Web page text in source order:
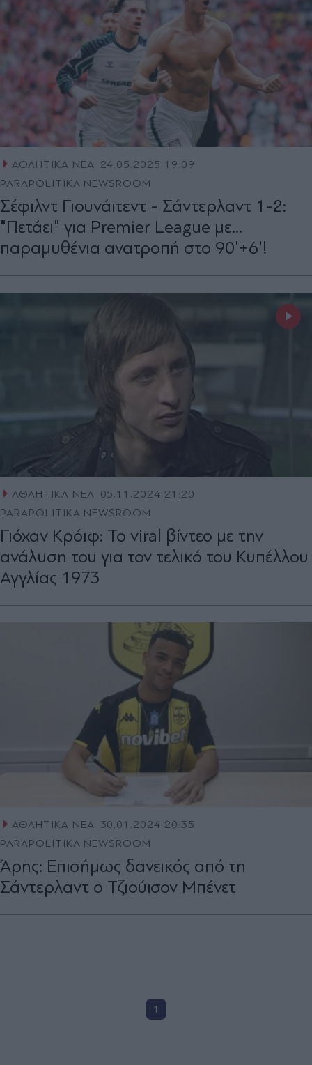
ΑΘΛΗΤΙΚΑ ΝΕΑ 24.05.2025 19:09
PARAPOLITIKA NEWSROOM
Σέφιλντ Γιουνάιτεντ - Σάντερλαντ 1-2:
"Πετάει" για Premier League με...
παραμυθένια ανατροπή στο 90'+6'!
ΑΘΛΗΤΙΚΑ ΝΕΑ 05.11.2024 21:20
PARAPOLITIKA NEWSROOM
Γιόχαν Κρόιφ: Το viral βίντεο με την
ανάλυση του για τον τελικό του Κυπέλλου
Αγγλίας 1973
ΑΘΛΗΤΙΚΑ ΝΕΑ 30.01.2024 20:35
PARAPOLITIKA NEWSROOM
Άρης: Επισήμως δανεικός από τη
Σάντερλαντ ο Τζιούισον Μπένετ
1